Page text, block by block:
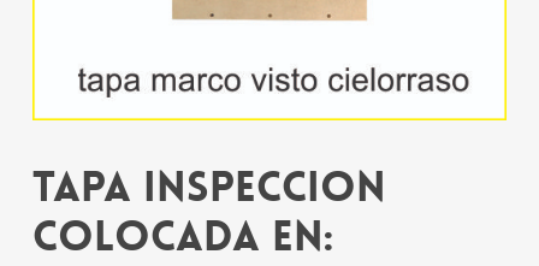
Tapa inspeccion
colocada en: